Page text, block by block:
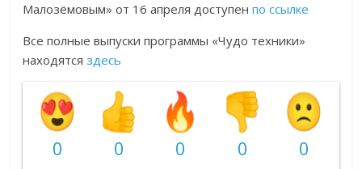
Малозёмовым» от 16 апреля доступенпо ссылке
Все полные выпуски программы «Чудо техники»
находятсяздесь
0 0 0 0 0